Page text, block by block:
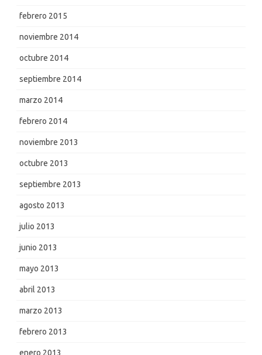
febrero 2015
noviembre 2014
octubre 2014
septiembre 2014
marzo 2014
febrero 2014
noviembre 2013
octubre 2013
septiembre 2013
agosto 2013
julio 2013
junio 2013
mayo 2013
abril 2013
marzo 2013
febrero 2013
enero 2013